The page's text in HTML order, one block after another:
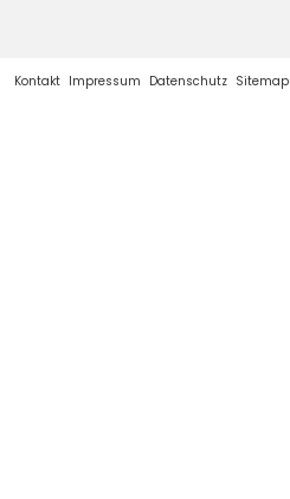
Kontakt Impressum Datenschutz Sitemap